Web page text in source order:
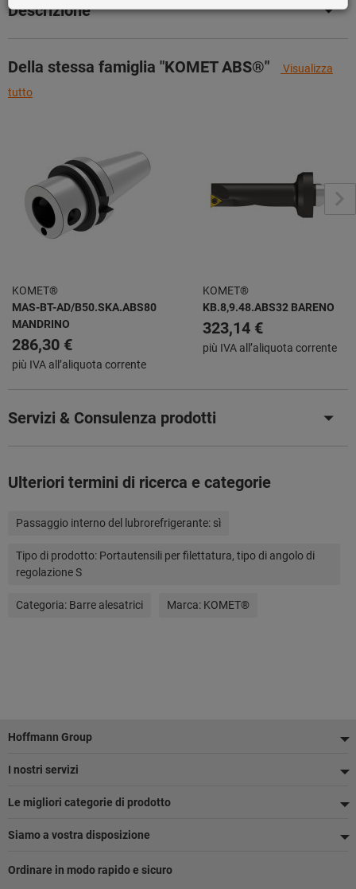
Descrizione
Della stessa famiglia "KOMET ABS®"
Visualizza
tutto
KOMET®
MAS-BT-AD/B50.SKA.ABS80
MANDRINO
286,30 €
più IVA all’aliquota corrente
KOMET®
KB.8,9.48.ABS32 BARENO
323,14 €
più IVA all’aliquota corrente
Servizi & Consulenza prodotti
Ulteriori termini di ricerca e categorie
Passaggio interno del lubrorefrigerante: sì
Tipo di prodotto: Portautensili per filettatura, tipo di angolo di
regolazione S
Categoria: Barre alesatrici Marca: KOMET®
Piè
di
pagina
Hoffmann Group
I nostri servizi
Le migliori categorie di prodotto
Siamo a vostra disposizione
Ordinare in modo rapido e sicuro